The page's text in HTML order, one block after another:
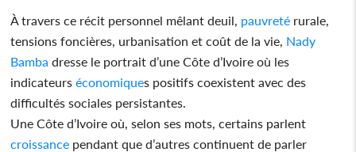
À travers ce récit personnel mêlant deuil, pauvreté rurale,
tensions foncières, urbanisation et coût de la vie, Nady
Bamba dresse le portrait d’une Côte d’Ivoire où les
indicateurs économiques positifs coexistent avec des
difficultés sociales persistantes.
Une Côte d’Ivoire où, selon ses mots, certains parlent
croissance pendant que d’autres continuent de parler